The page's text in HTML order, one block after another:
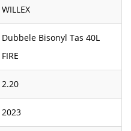
WILLEX
Dubbele Bisonyl Tas 40L
FIRE
2.20
2023